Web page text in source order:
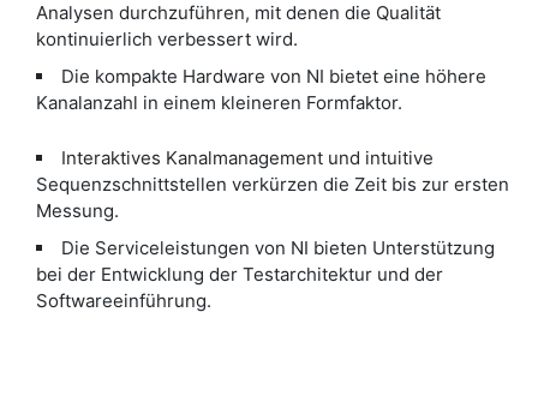
Analysen durchzuführen, mit denen die Qualität
kontinuierlich verbessert wird.
Die kompakte Hardware von NI bietet eine höhere
Kanalanzahl in einem kleineren Formfaktor.
Interaktives Kanalmanagement und intuitive
Sequenzschnittstellen verkürzen die Zeit bis zur ersten
Messung.
Die Serviceleistungen von NI bieten Unterstützung
bei der Entwicklung der Testarchitektur und der
Softwareeinführung.